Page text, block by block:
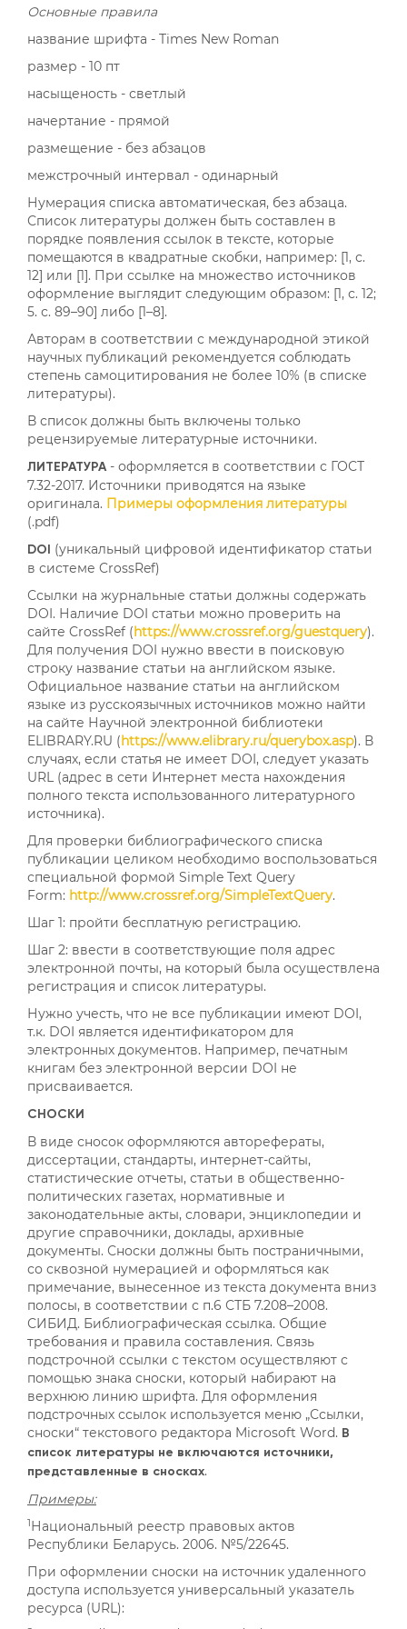
Основные правила
название шрифта - Times New Roman
размер - 10 пт
насыщеность - светлый
начертание - прямой
размещение - без абзацов
межстрочный интервал - одинарный
Нумерация списка автоматическая, без абзаца.
Список литературы должен быть составлен в
порядке появления ссылок в тексте, которые
помещаются в квадратные скобки, например: [1, с.
12] или [1]. При ссылке на множество источников
оформление выглядит следующим образом: [1, с. 12;
5. с. 89–90] либо [1–8].
Авторам в соответствии с международной этикой
научных публикаций рекомендуется соблюдать
степень самоцитирования не более 10% (в списке
литературы).
В список должны быть включены только
рецензируемые литературные источники.
ЛИТЕРАТУРА- оформляется в соответствии с ГОСТ
7.32-2017. Источники приводятся на языке
оригинала. Примеры оформления литературы
(.pdf)
DOI
(уникальный цифровой идентификатор статьи
в системе CrossRef)
Ссылки на журнальные статьи должны содержать
DOI. Наличие DOI статьи можно проверить на
сайте CrossRef (https://www.crossref.org/guestquery).
Для получения DOI нужно ввести в поисковую
строку название статьи на английском языке.
Официальное название статьи на английском
языке из русскоязычных источников можно найти
на сайте Научной электронной библиотеки
ELIBRARY.RU (https://www.elibrary.ru/querybox.asp). В
случаях, если статья не имеет DOI, следует указать
URL (адрес в сети Интернет места нахождения
полного текста использованного литературного
источника).
Для проверки библиографического списка
публикации целиком необходимо воспользоваться
специальной формой Simple Text Query
Form: http://www.crossref.org/SimpleTextQuery.
Шаг 1: пройти бесплатную регистрацию.
Шаг 2: ввести в соответствующие поля адрес
электронной почты, на который была осуществлена
регистрация и список литературы.
Нужно учесть, что не все публикации имеют DOI,
т.к. DOI является идентификатором для
электронных документов. Например, печатным
книгам без электронной версии DOI не
присваивается.
СНОСКИ
В виде сносок оформляются авторефераты,
диссертации, стандарты, интернет-сайты,
статистические отчеты, статьи в общественно-
политических газетах, нормативные и
законодательные акты, словари, энциклопедии и
другие справочники, доклады, архивные
документы. Сноски должны быть постраничными,
со сквозной нумерацией и оформляться как
примечание, вынесенное из текста документа вниз
полосы, в соответствии с п.6 СТБ 7.208–2008.
СИБИД. Библиографическая ссылка. Общие
требования и правила составления. Связь
подстрочной ссылки с текстом осуществляют с
помощью знака сноски, который набирают на
верхнюю линию шрифта. Для оформления
подстрочных ссылок используется меню „Ссылки,
сноски“ текстового редактора Microsoft Word. В
список литературы не включаются источники,
представленные в сносках.
Примеры:
1Национальный реестр правовых актов
Республики Беларусь. 2006. №5/22645.
При оформлении сноски на источник удаленного
доступа используется универсальный указатель
ресурса (URL):